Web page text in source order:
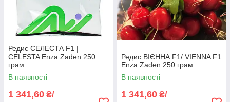
Редис СЕЛЕСТА F1 |
CELESTA Enza Zaden 250
грам
В наявності
1 341,60 ₴/
Редис ВІЄННА F1/ VIENNA F1
Enza Zaden 250 грам
В наявності
1 341,60 ₴/